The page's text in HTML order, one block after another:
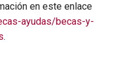
en este enlace
ayudas/becas-y-
.